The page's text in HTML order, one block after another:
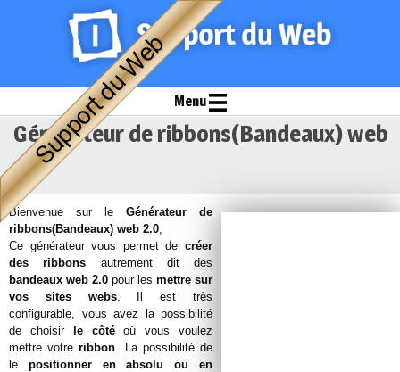
Menu
Générateur de ribbons(Bandeaux) web
2.0
Bienvenue sur le Générateur de
ribbons(Bandeaux) web 2.0,
Ce générateur vous permet de créer
des ribbons autrement dit des
bandeaux web 2.0 pour les mettre sur
vos sites webs. Il est très
configurable, vous avez la possibilité
de choisir
le côtéoù vous voulez
mettre votreribbon. La possibilité de
le positionner en absolu ou en